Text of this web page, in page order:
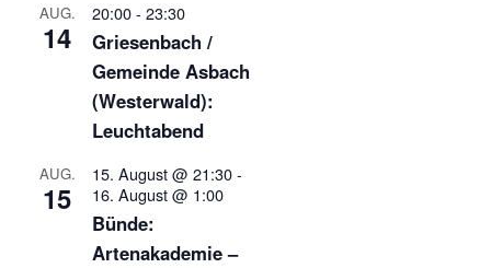
AUG.
14
20:00- 23:30
Griesenbach /
Gemeinde Asbach
(Westerwald):
Leuchtabend
AUG.
15
15. August @ 21:30-
16. August @ 1:00
Bünde:
Artenakademie –